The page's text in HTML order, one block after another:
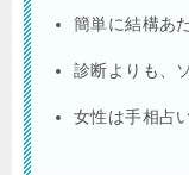
簡単に結構あ
診断よりも、
女性は手相占